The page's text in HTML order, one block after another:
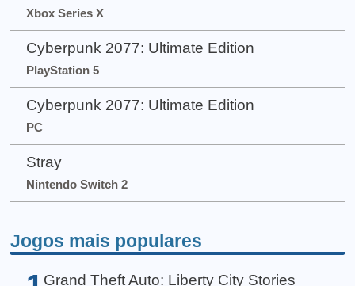
Xbox Series X
Cyberpunk 2077: Ultimate Edition
PlayStation 5
Cyberpunk 2077: Ultimate Edition
PC
Stray
Nintendo Switch 2
Jogos mais populares
Grand Theft Auto: Liberty City Stories